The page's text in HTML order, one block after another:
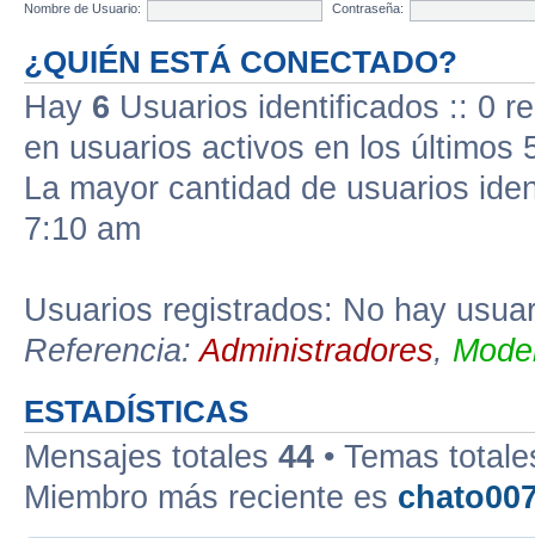
Nombre de Usuario:
Contraseña:
¿QUIÉN ESTÁ CONECTADO?
Hay 6 Usuarios identificados :: 0
en usuarios activos en los últimos
La mayor cantidad de usuarios
7:10 am
Usuarios registrados: No hay
Referencia:Administradores,
ESTADÍSTICAS
Mensajes totales 44 • Temas
Miembro más reciente es